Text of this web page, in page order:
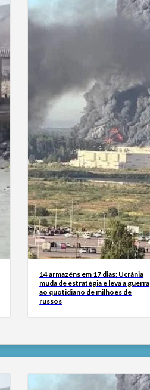
14 armazéns em 17 dias: Ucrânia
muda de estratégia e leva a guerra
ao quotidiano de milhões de
russos